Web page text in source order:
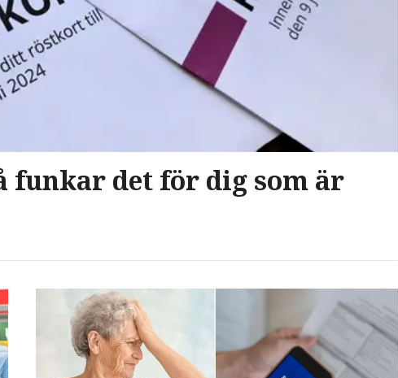
funkar det för dig som är